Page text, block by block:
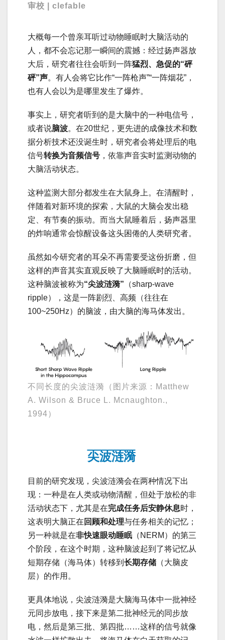
审校 | clefable
大概每一个曾亲耳听过动物睡眠时大脑活动的
人，都不会忘记那一瞬间的震撼：经过扬声器放
大后，研究者往往会听到一阵猛烈、急促的“砰
砰”声。有人会将它比作“一阵枪声”“一阵烟花”，
也有人会以为是哪里发生了爆炸。
事实上，研究者听到的是大脑中的一种电信号，
或者说脑波。在20世纪，更先进的成像技术和数
据分析技术还没诞生时，研究者会将处理后的电
信号转换为音频信号 ，依靠声音实时监测动物的
大脑活动状态。
这种监测大部分都发生在大鼠身上。在清醒时，
伴随着对新环境的探索，大鼠的大脑会发出稳
定、有节奏的振动。而当大鼠睡着后，扬声器里
的炸响通常会惊醒设备这头困倦的人类研究者。
虽然如今研究者的耳朵不再需要受这份折磨，但
这样的声音其实直观反映了大脑睡眠时的活动。
这种脑波被称为“尖波涟漪” （sharp-wave
ripple），这是一阵剧烈、高频（往往在
100~250Hz）的脑波，由大脑的海马体发出。
不同长度的尖波涟漪（图片来源：Matthew
A. Wilson & Bruce L. Mcnaughton.,
1994）
尖波涟漪
目前的研究发现，尖波涟漪会在两种情况下出
现：一种是在人类或动物清醒，但处于放松的非
活动状态下，尤其是在完成任务后安静休息时，
这表明大脑正在 回顾和处理与任务相关的记忆；
另一种就是在非快速眼动睡眠（NERM）的第三
个阶段，在这个时期，这种脑波起到了将记忆从
短期存储（海马体）转移到 长期存储 （大脑皮
层）的作用。
更具体地说，尖波涟漪是大脑海马体中一批神经
元同步放电，接下来是第二批神经元的同步放
电，然后是第三批、第四批……这样的信号就像